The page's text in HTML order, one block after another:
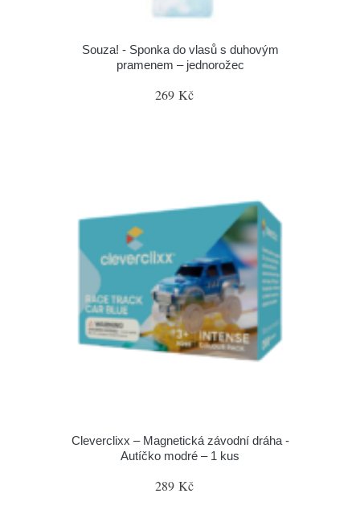
Souza! - Sponka do vlasů s duhovým
pramenem – jednorožec
269 Kč
Cleverclixx – Magnetická závodní dráha -
Autíčko modré – 1 kus
289 Kč